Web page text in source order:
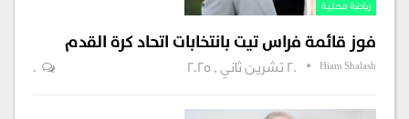
رياضة محلية
فوز قائمة فراس تيت بانتخابات اتحاد كرة القدم
Hiam Shalash 20 تشرين ثاني , 2025 0